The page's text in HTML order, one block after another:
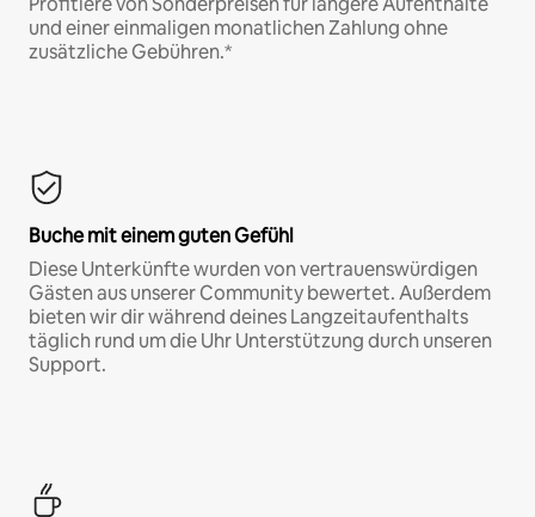
und einer einmaligen monatlichen Zahlung ohne
zusätzliche Gebühren.*
Buche mit einem guten Gefühl
Diese Unterkünfte wurden von vertrauenswürdigen
Gästen aus unserer Community bewertet. Außerdem
bieten wir dir während deines Langzeitaufenthalts
täglich rund um die Uhr Unterstützung durch unseren
Support.